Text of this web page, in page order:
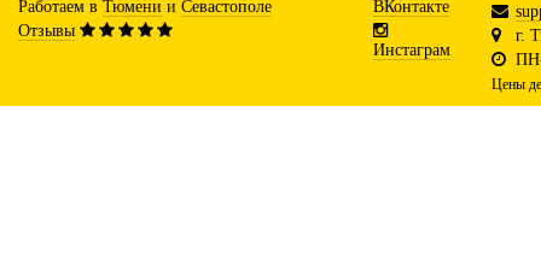
Работаем в Тюмени и Севастополе
Отзывы
ВКонтакте
Инстаграм
г.
Цены